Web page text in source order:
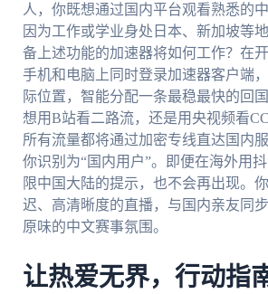
人，你既想通过国内平台观看熟悉的
因为工作或学业身处日本、新加坡等
备上述功能的加速器将如何工作？在
手机和电脑上同时登录加速器客户端
际位置，智能分配一条最稳最快的回
想用B站看二路流，还是用央视频看
所有流量都将通过加密专线直达国内
你识别为“国内用户”。即便在海外用
限中国大陆的提示，也不会再出现。
迟、高清晰度的直播，与国内亲友同
原味的中文赛事氛围。
让热爱无界，行动指